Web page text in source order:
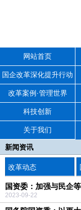
网站首页
国企改革深化提升行动
改革案例·管理世界
科技创新
关于我们
新闻资讯
改革动态
国资委：加强与民企
2023-09-22